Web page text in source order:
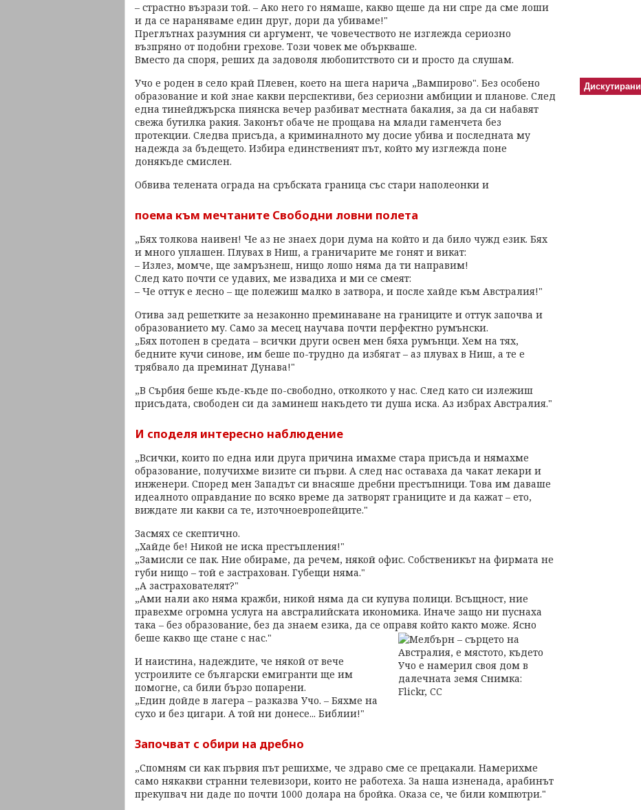
– страстно възрази той. – Ако него го нямаше, какво щеше да ни спре да сме лоши
и да се нараняваме един друг, дори да убиваме!"
Преглътнах разумния си аргумент, че човечеството не изглежда сериозно
възпряно от подобни грехове. Този човек ме объркваше.
Вместо да споря, реших да задоволя любопитството си и просто да слушам.
Учо е роден в село край Плевен, което на шега нарича „Вампирово". Без особено
образование и кой знае какви перспективи, без сериозни амбиции и планове. След
една тинейджърска пиянска вечер разбиват местната бакалия, за да си набавят
свежа бутилка ракия. Законът обаче не прощава на млади гаменчета без
протекции. Следва присъда, а криминалното му досие убива и последната му
надежда за бъдещето. Избира единственият път, който му изглежда поне
донякъде смислен.
Обвива телената ограда на сръбската граница със стари наполеонки и
поема към мечтаните Свободни ловни полета
„Бях толкова наивен! Че аз не знаех дори дума на който и да било чужд език. Бях
и много уплашен. Плувах в Ниш, а граничарите ме гонят и викат:
– Излез, момче, ще замръзнеш, нищо лошо няма да ти направим!
След като почти се удавих, ме извадиха и ми се смеят:
– Че оттук е лесно – ще полежиш малко в затвора, и после хайде към Австралия!"
Отива зад решетките за незаконно преминаване на границите и оттук започва и
образованието му. Само за месец научава почти перфектно румънски.
„Бях потопен в средата – всички други освен мен бяха румънци. Хем на тях,
бедните кучи синове, им беше по-трудно да избягат – аз плувах в Ниш, а те е
трябвало да преминат Дунава!"
„В Сърбия беше къде-къде по-свободно, отколкото у нас. След като си излежиш
присъдата, свободен си да заминеш накъдето ти душа иска. Аз избрах Австралия."
И споделя интересно наблюдение
„Всички, които по една или друга причина имахме стара присъда и нямахме
образование, получихме визите си първи. А след нас оставаха да чакат лекари и
инженери. Според мен Западът си внасяше дребни престъпници. Това им даваше
идеалното оправдание по всяко време да затворят границите и да кажат – ето,
виждате ли какви са те, източноевропейците."
Засмях се скептично.
„Хайде бе! Никой не иска престъпления!"
„Замисли се пак. Ние обираме, да речем, някой офис. Собственикът на фирмата не
губи нищо – той е застрахован. Губещи няма."
„А застрахователят?"
„Ами нали ако няма кражби, никой няма да си купува полици. Всъщност, ние
правехме огромна услуга на австралийската икономика. Иначе защо ни пуснаха
така – без образование, без да знаем езика, да се оправя който както може. Ясно
беше какво ще стане с нас."
И наистина, надеждите, че някой от вече
устроилите се български емигранти ще им
помогне, са били бързо попарени.
„Един дойде в лагера – разказва Учо. – Бяхме на
сухо и без цигари. А той ни донесе... Библии!"
Започват с обири на дребно
„Спомням си как първия път решихме, че здраво сме се прецакали. Намерихме
само някакви странни телевизори, които не работеха. За наша изненада, арабинът
прекупвач ни даде по почти 1000 долара на бройка. Оказа се, че били компютри."
Дискутирани